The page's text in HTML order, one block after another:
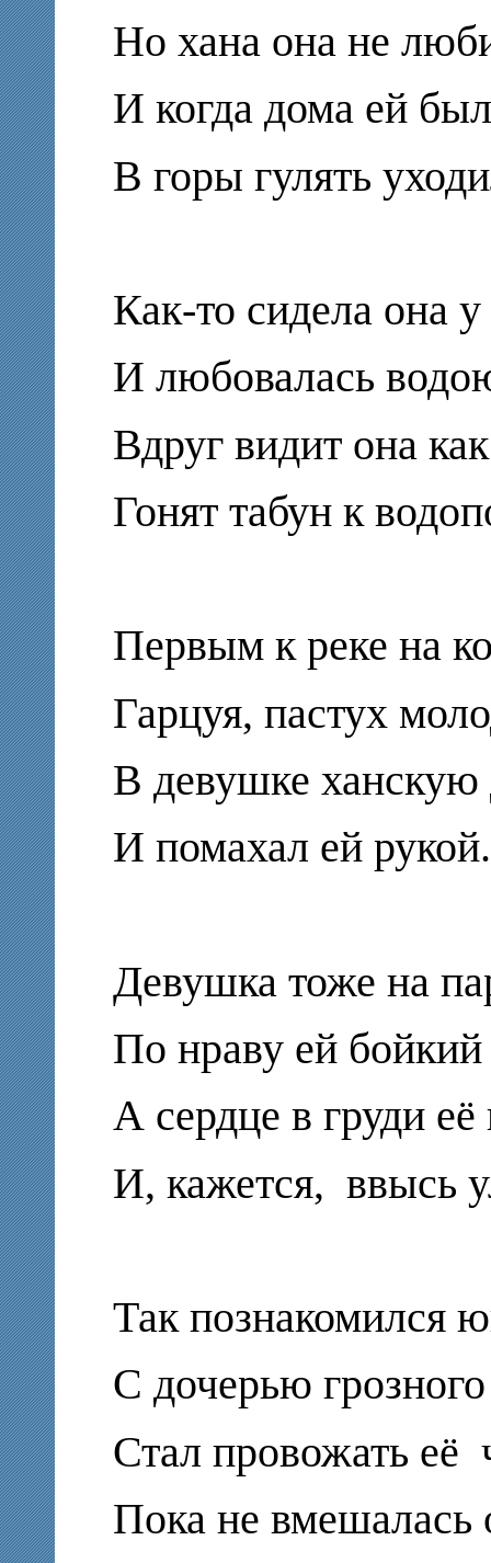
Но хана она не
И когда дома ей
В горы гулять
Как-то сидела она
И любовалась
Вдруг видит она
Гонят табун к
Первым к реке на
Гарцуя, пастух
В девушке ханскую
И помахал ей рукой.
Девушка тоже на
По нраву ей
А сердце в груди её
И, кажется, ввысь
Так познакомился
С дочерью
Стал провожать её
Пока не вмешалась